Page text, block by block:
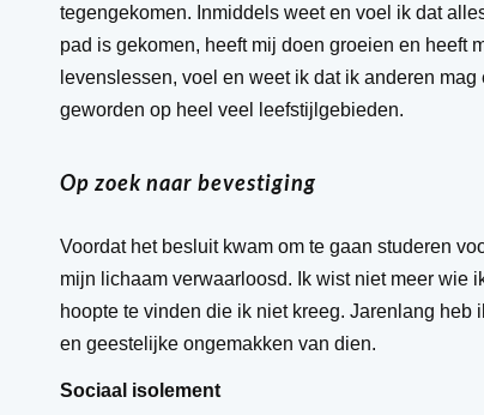
tegengekomen. Inmiddels weet en voel ik dat
pad is gekomen, heeft mij doen groeien en heeft
levenslessen, voel en weet ik dat ik anderen
geworden op heel veel leefstijlgebieden.
Op zoek naar bevestiging
Voordat het besluit kwam om te gaan studeren
mijn lichaam verwaarloosd. Ik wist niet meer wie
hoopte te vinden die ik niet kreeg. Jarenlang
en geestelijke ongemakken van dien.
Sociaal isolement